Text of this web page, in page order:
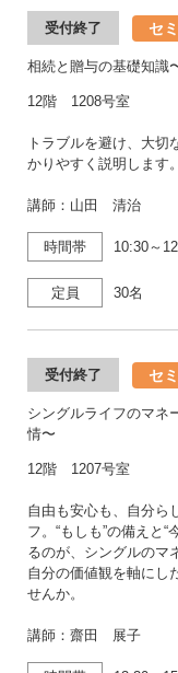
受付終了 セ
相続と贈与の基礎知識
12階 1208号室
トラブルを避け、大切
かりやすく説明します。
講師：山田 清治
時間帯 10:30～
定員 30名
受付終了 セ
シングルライフのマネ
情〜
12階 1207号室
自由も安心も、自分ら
フ。“もしも”の備えと
るのが、シングルのマ
自分の価値観を軸にし
せんか。
講師：齋田 展子